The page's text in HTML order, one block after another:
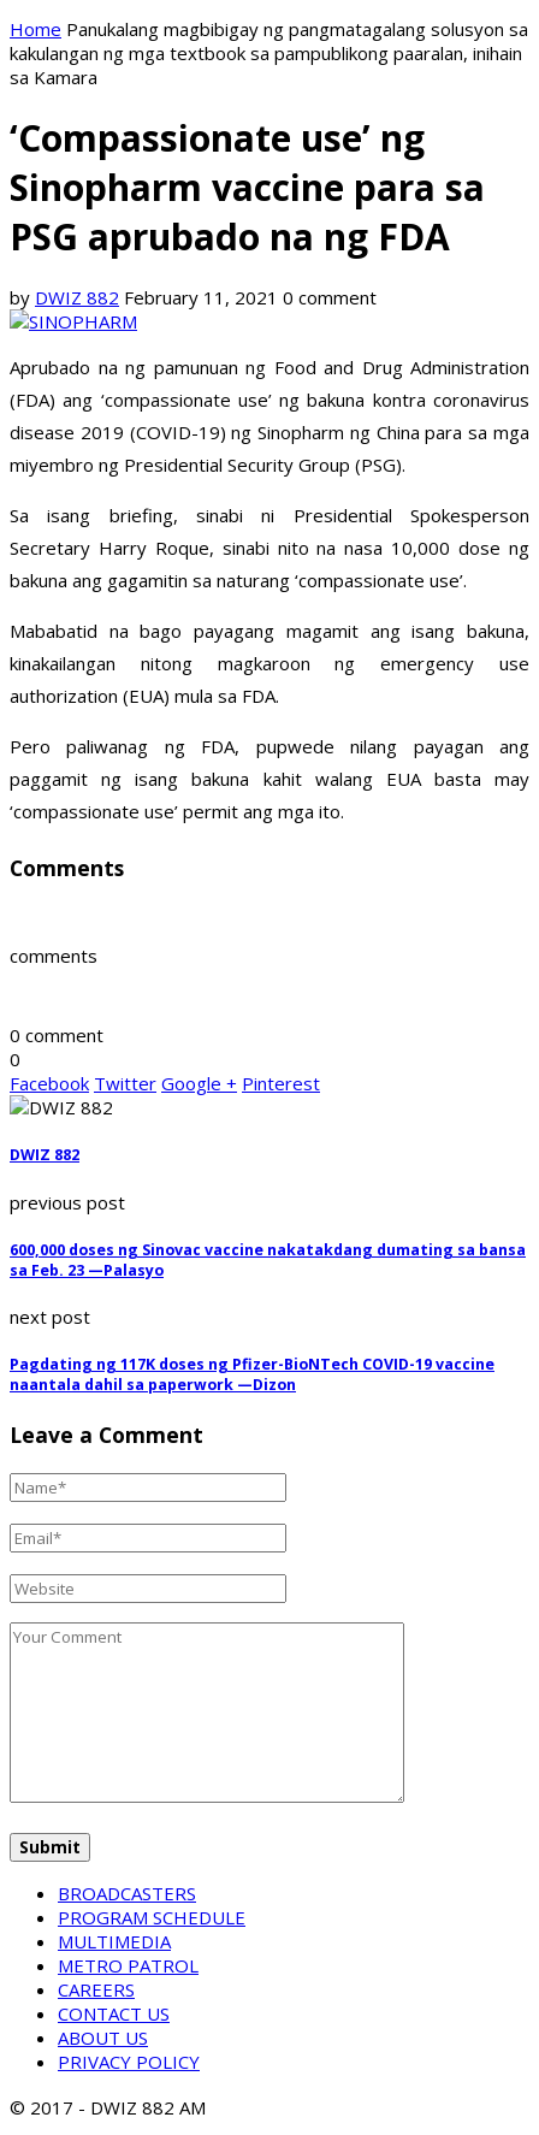
Home Panukalang magbibigay ng pangmatagalang solusyon sa
kakulangan ng mga textbook sa pampublikong paaralan, inihain
sa Kamara
‘Compassionate use’ ng
Sinopharm vaccine para sa
PSG aprubado na ng FDA
by DWIZ 882 February 11, 2021 0 comment
Aprubado na ng pamunuan ng Food and Drug Administration
(FDA) ang ‘compassionate use’ ng bakuna kontra coronavirus
disease 2019 (COVID-19) ng Sinopharm ng China para sa mga
miyembro ng Presidential Security Group (PSG).
Sa isang briefing, sinabi ni Presidential Spokesperson
Secretary Harry Roque, sinabi nito na nasa 10,000 dose ng
bakuna ang gagamitin sa naturang ‘compassionate use’.
Mababatid na bago payagang magamit ang isang bakuna,
kinakailangan nitong magkaroon ng emergency use
authorization (EUA) mula sa FDA.
Pero paliwanag ng FDA, pupwede nilang payagan ang
paggamit ng isang bakuna kahit walang EUA basta may
‘compassionate use’ permit ang mga ito.
Comments
comments
0 comment
0
Facebook Twitter Google + Pinterest
DWIZ 882
previous post
600,000 doses ng Sinovac vaccine nakatakdang dumating sa bansa
sa Feb. 23 —Palasyo
next post
Pagdating ng 117K doses ng Pfizer-BioNTech COVID-19 vaccine
naantala dahil sa paperwork —Dizon
Leave a Comment
BROADCASTERS
PROGRAM SCHEDULE
MULTIMEDIA
METRO PATROL
CAREERS
CONTACT US
ABOUT US
PRIVACY POLICY
© 2017 - DWIZ 882 AM